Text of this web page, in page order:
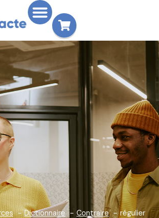
Dictionnaire Contraire régulier